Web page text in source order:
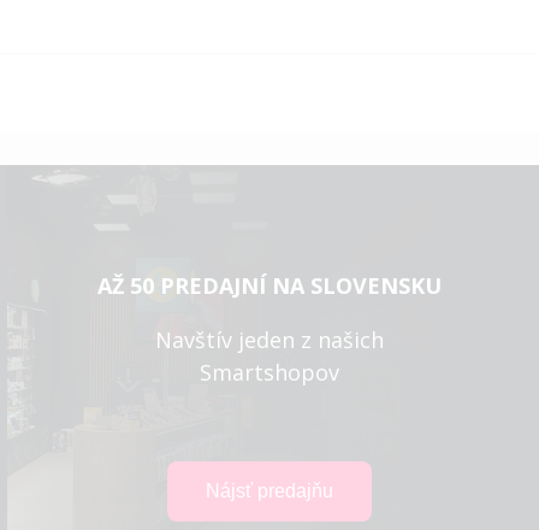
AŽ 50 PREDAJNÍ NA SLOVENSKU
Navštív jeden z našich
Smartshopov